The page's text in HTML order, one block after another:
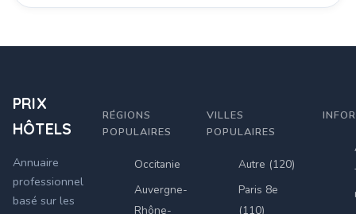
PRIX
HÔTELS
Annuaire
professionnel
basé sur les
RÉGIONS
POPULAIRES
Occitanie
Auvergne-
Rhône-
VILLES
POPULAIRES
Autre (120)
Paris 8e
(110)